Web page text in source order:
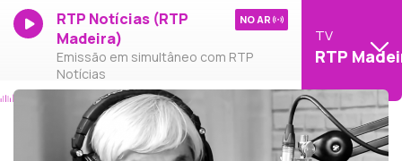
RTP Notícias (RTP
Madeira)
Emissão em simultâneo com RTP
Notícias
NO AR
TV
RTP